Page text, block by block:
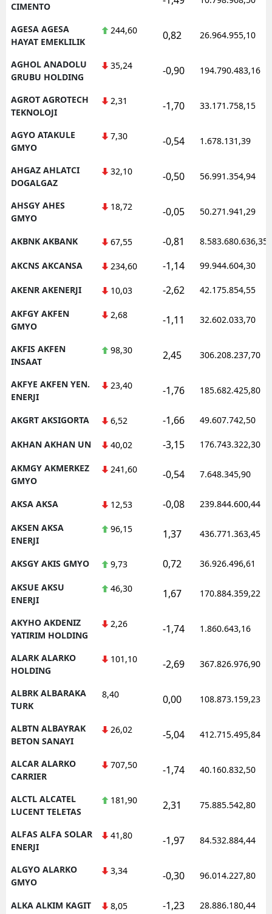
CIMENTO
AGESA AGESA
HAYAT EMEKLILIK
244,60 0,82 26.964.955,10
AGHOL ANADOLU
GRUBU HOLDING
35,24 -0,90 194.790.483,16
AGROT AGROTECH
TEKNOLOJI
2,31 -1,70 33.171.758,15
AGYO ATAKULE
GMYO
7,30 -0,54 1.678.131,39
AHGAZ AHLATCI
DOGALGAZ
32,10 -0,50 56.991.354,94
AHSGY AHES
GMYO
18,72 -0,05 50.271.941,29
AKBNK AKBANK 67,55 -0,81 8.583.680.636,35
AKCNS AKCANSA 234,60 -1,14 99.944.604,30
AKENR AKENERJI 10,03 -2,62 42.175.854,55
AKFGY AKFEN
GMYO
2,68 -1,11 32.602.033,70
AKFIS AKFEN
INSAAT
98,30 2,45 306.208.237,70
AKFYE AKFEN YEN.
ENERJI
23,40 -1,76 185.682.425,80
AKGRT AKSIGORTA 6,52 -1,66 49.607.742,50
AKHAN AKHAN UN 40,02 -3,15 176.743.322,30
AKMGY AKMERKEZ
GMYO
241,60 -0,54 7.648.345,90
AKSA AKSA 12,53 -0,08 239.844.600,44
AKSEN AKSA
ENERJI
96,15 1,37 436.771.363,45
AKSGY AKIS GMYO 9,73 0,72 36.926.496,61
AKSUE AKSU
ENERJI
46,30 1,67 170.884.359,22
AKYHO AKDENIZ
YATIRIM HOLDING
2,26 -1,74 1.860.643,16
ALARK ALARKO
HOLDING
101,10 -2,69 367.826.976,90
ALBRK ALBARAKA
TURK
8,40 0,00 108.873.159,23
ALBTN ALBAYRAK
BETON SANAYI
26,02 -5,04 412.715.495,84
ALCAR ALARKO
CARRIER
707,50 -1,74 40.160.832,50
ALCTL ALCATEL
LUCENT TELETAS
181,90 2,31 75.885.542,80
ALFAS ALFA SOLAR
ENERJI
41,80 -1,97 84.532.884,44
ALGYO ALARKO
GMYO
3,34 -0,30 96.014.227,80
ALKA ALKIM KAGIT 8,05 -1,23 28.886.180,44